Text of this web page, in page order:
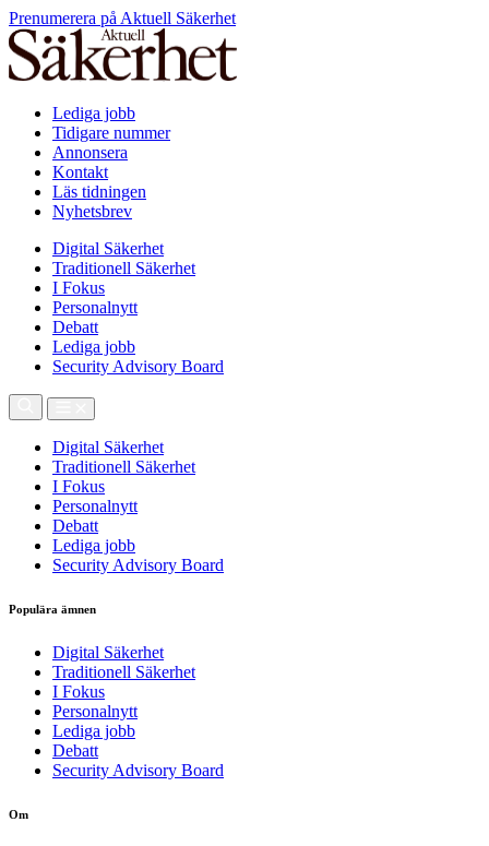
Prenumerera på Aktuell Säkerhet
Lediga jobb
Tidigare nummer
Annonsera
Kontakt
Läs tidningen
Nyhetsbrev
Digital Säkerhet
Traditionell Säkerhet
I Fokus
Personalnytt
Debatt
Lediga jobb
Security Advisory Board
Digital Säkerhet
Traditionell Säkerhet
I Fokus
Personalnytt
Debatt
Lediga jobb
Security Advisory Board
Populära ämnen
Digital Säkerhet
Traditionell Säkerhet
I Fokus
Personalnytt
Lediga jobb
Debatt
Security Advisory Board
Om